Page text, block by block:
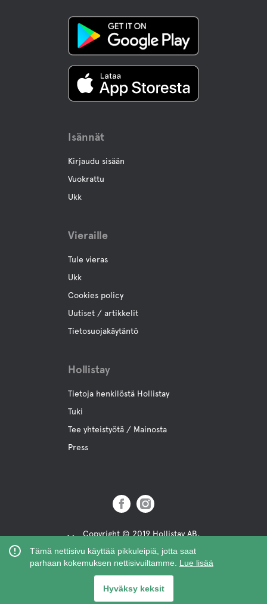
Tämä nettisivu käyttää pikkuleipiä, jotta saat
parhaan kokemuksen nettisivuiltamme. Lue lisää
Hyväksy keksit
Isännät
Kirjaudu sisään
Vuokrattu
Ukk
Vieraille
Tule vieras
Ukk
Cookies policy
Uutiset / artikkelit
Tietosuojakäytäntö
Hollistay
Tietoja henkilöstä Hollistay
Tuki
Tee yhteistyötä / Mainosta
Press
Copyright © 2019 Hollistay AB,